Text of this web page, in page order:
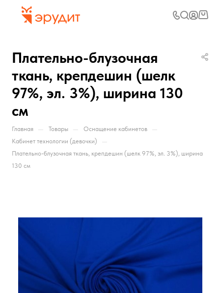
Плательно-блузочная
ткань, крепдешин (шелк
97%, эл. 3%), ширина 130
см
Главная — Товары — Оснащение кабинетов —
Кабинет технологии (девочки) —
Плательно-блузочная ткань, крепдешин (шелк 97%, эл. 3%), ширина
130 см